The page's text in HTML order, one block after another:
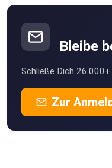
Bleibe
Schließe Dich
Zur